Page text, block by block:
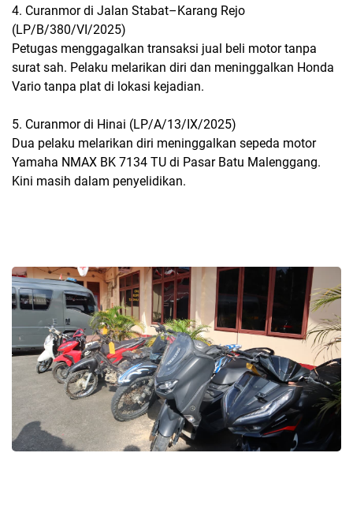
4. Curanmor di Jalan Stabat–Karang Rejo
(LP/B/380/VI/2025)
Petugas menggagalkan transaksi jual beli motor tanpa
surat sah. Pelaku melarikan diri dan meninggalkan Honda
Vario tanpa plat di lokasi kejadian.
5. Curanmor di Hinai (LP/A/13/IX/2025)
Dua pelaku melarikan diri meninggalkan sepeda motor
Yamaha NMAX BK 7134 TU di Pasar Batu Malenggang.
Kini masih dalam penyelidikan.